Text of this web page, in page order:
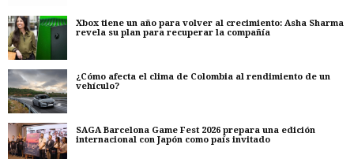
Xbox tiene un año para volver al crecimiento: Asha Sharma
revela su plan para recuperar la compañía
¿Cómo afecta el clima de Colombia al rendimiento de un
vehículo?
SAGA Barcelona Game Fest 2026 prepara una edición
internacional con Japón como país invitado